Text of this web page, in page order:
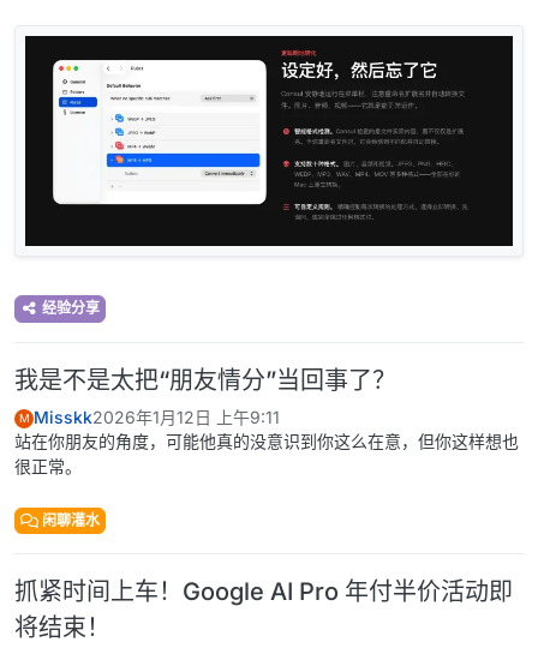
经验分享
我是不是太把“朋友情分”当回事了？
M Misskk2026年1月12日 上午9:11
站在你朋友的角度，可能他真的没意识到你这么在意，但你这样想也
很正常。
闲聊灌水
抓紧时间上车！Google AI Pro 年付半价活动即
将结束！